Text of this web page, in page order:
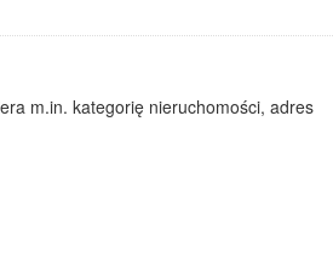
m.in. kategorię nieruchomości, adres